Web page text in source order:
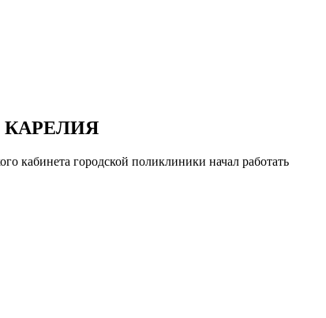
кабинета городской поликлиники начал работать